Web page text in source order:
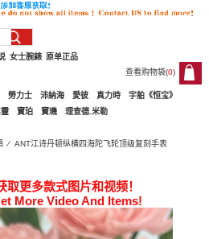
原单正品
女士腕錶
查看购物袋(0)
0
勞力士 沛納海 愛彼 真力時
宇舶《恒宝》
寶珀 寶璣 理查德.米勒
⁄ ANT江诗丹顿纵横四海陀飞轮顶级复刻手表
取更多款式图片和视频！
More Video And Items!